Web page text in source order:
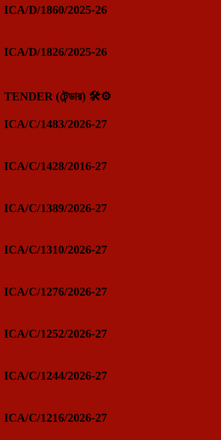
ICA/D/1860/2025-26
ICA/D/1826/2025-26
TENDER (টেন্ডার) 🛠️⚙️
ICA/C/1483/2026-27
ICA/C/1428/2016-27
ICA/C/1389/2026-27
ICA/C/1310/2026-27
ICA/C/1276/2026-27
ICA/C/1252/2026-27
ICA/C/1244/2026-27
ICA/C/1216/2026-27